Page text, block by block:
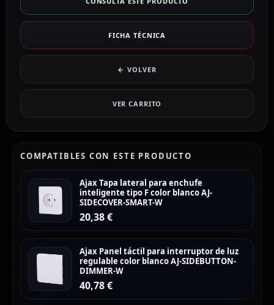
FICHA TÉCNICA
← VOLVER
VER CARRITO
COMPATIBLES CON ESTE PRODUCTO
Ajax Tapa lateral para enchufe
inteligente tipo F color blanco AJ-
SIDECOVER-SMART-W
20,38€
Ajax Panel táctil para interruptor de luz
regulable color blanco AJ-SIDEBUTTON-
DIMMER-W
40,78€